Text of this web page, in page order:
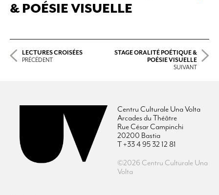
& POÉSIE VISUELLE
LECTURES CROISÉES
PRÉCÉDENT
STAGE ORALITÉ POÉTIQUE &
POÉSIE VISUELLE
SUIVANT
Centru Culturale Una Volta
Arcades du Théâtre
Rue César Campinchi
20200 Bastia
T +33 4 95 32 12 81
©2026 Centru Culturale Una
Volta